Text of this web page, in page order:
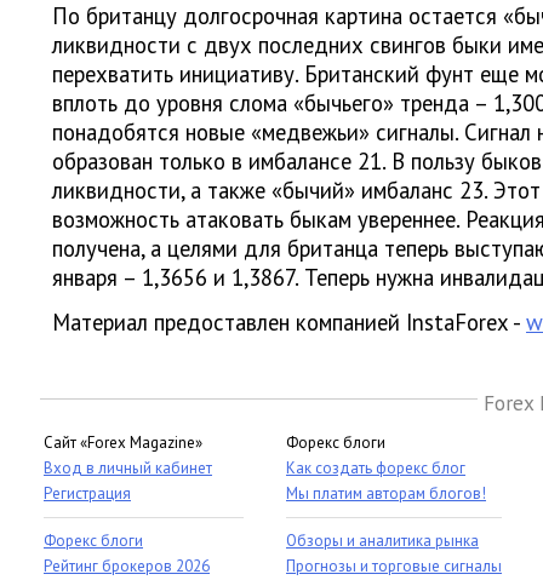
По британцу долгосрочная картина остается
ликвидности с двух последних свингов быки
перехватить инициативу. Британский фунт еще
вплоть до уровня слома «бычьего» тренда –
понадобятся новые «медвежьи» сигналы.
образован только в имбалансе 21. В пользу
ликвидности, а также «бычий» имбаланс 23.
возможность атаковать быкам увереннее.
получена, а целями для британца теперь
января – 1,3656 и 1,3867. Теперь нужна
Материал предоставлен компанией InstaForex -
Сайт «Forex Magazine»
Вход в личный кабинет
Регистрация
Форекс блоги
Рейтинг брокеров 2026
Форекс блоги
Как создать форекс блог
Мы платим авторам блогов!
Обзоры и аналитика рынка
Прогнозы и торговые сигналы